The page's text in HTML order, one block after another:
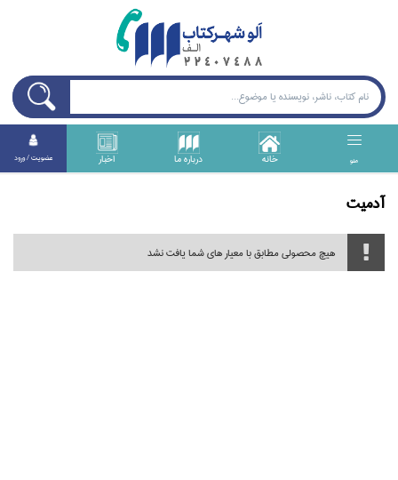
منو خانه درباره ما اخبار عضويت / ورود
آدميت
هیچ محصولی مطابق با معیار های شما یافت نشد